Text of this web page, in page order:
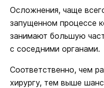
Осложнения, чаще
запущенном процессе
занимают большую
с соседними органами.
Соответственно, чем
хирургу, тем выше